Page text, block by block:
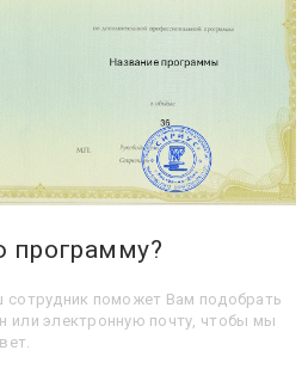
программу?
сотрудник поможет Вам подобрать
или электронную почту, чтобы мы